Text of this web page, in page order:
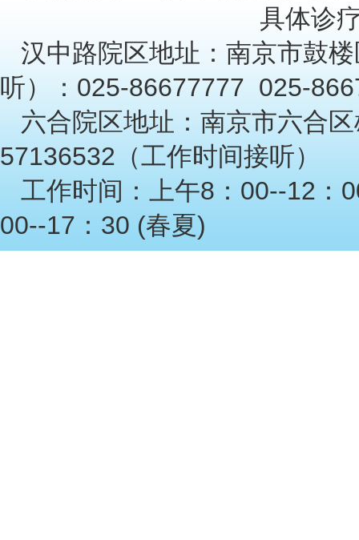
具体诊
汉中路院区地址：南京市鼓
听）：025-86677777 025-
六合院区地址：南京市六合
57136532（工作时间接听）
工作时间：上午8：00--12
00--17：30 (春夏)